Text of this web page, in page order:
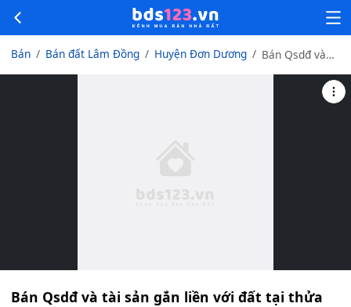
Bán Bán đất Lâm Đồng Huyện Đơn Dương
Bán Qsdđ và
với đất tại thửa
đất số: 223, tờ
Bán Qsdđ và tài sản gắn liền với đất tại thửa